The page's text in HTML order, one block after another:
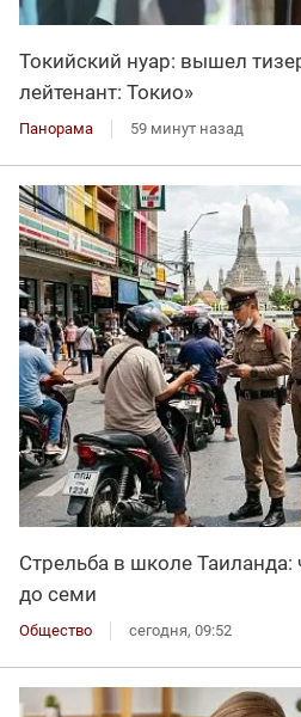
Токийский нуар: вышел
лейтенант: Токио»
Панорама 59 минут назад
Стрельба в школе
до семи
Общество сегодня, 09:52